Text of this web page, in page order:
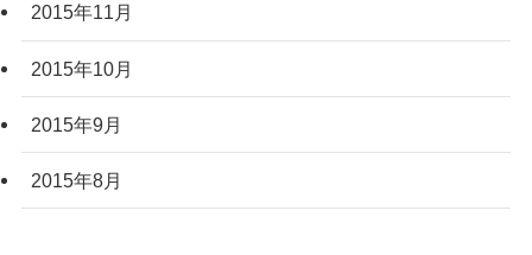
2015年11月
2015年10月
2015年9月
2015年8月